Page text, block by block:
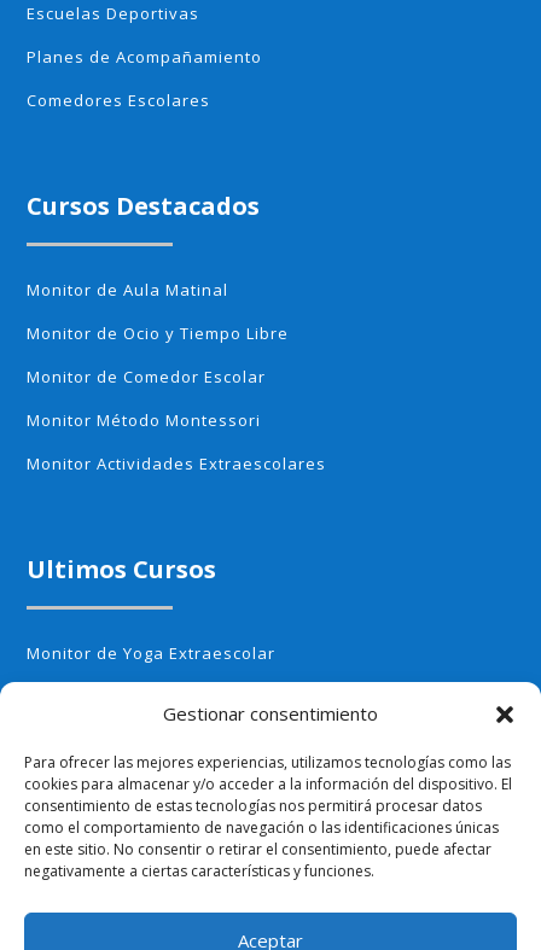
Gestionar consentimiento
Para ofrecer las mejores experiencias, utilizamos tecnologías como las
cookies para almacenar y/o acceder a la información del dispositivo. El
consentimiento de estas tecnologías nos permitirá procesar datos
como el comportamiento de navegación o las identificaciones únicas
en este sitio. No consentir o retirar el consentimiento, puede afectar
negativamente a ciertas características y funciones.
Aceptar
Escuelas Deportivas
Planes de Acompañamiento
Comedores Escolares
Cursos Destacados
Monitor de Aula Matinal
Monitor de Ocio y Tiempo Libre
Monitor de Comedor Escolar
Monitor Método Montessori
Monitor Actividades Extraescolares
Ultimos Cursos
Monitor de Yoga Extraescolar
Monitor de Huerto Escolar
Monitor de Ajedrez